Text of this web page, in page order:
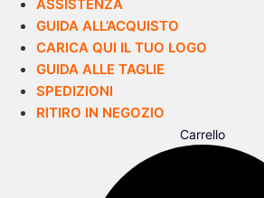
ASSISTENZA
GUIDA ALL’ACQUISTO
CARICA QUI IL TUO LOGO
GUIDA ALLE TAGLIE
SPEDIZIONI
RITIRO IN NEGOZIO
Carrello